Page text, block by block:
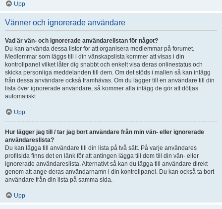
Upp
Vänner och ignorerade användare
Vad är vän- och ignorerade användarelistan för något?
Du kan använda dessa listor för att organisera medlemmar på forumet.
Medlemmar som läggs till i din vänskapslista kommer att visas i din
kontrollpanel vilket låter dig snabbt och enkelt visa deras onlinestatus och
skicka personliga meddelanden till dem. Om det stöds i mallen så kan inlägg
från dessa användare också framhävas. Om du lägger till en användare till din
lista över ignorerade användare, så kommer alla inlägg de gör att döljas
automatiskt.
Upp
Hur lägger jag till / tar jag bort användare från min vän- eller ignorerade
användareslista?
Du kan lägga till användare till din lista på två sätt. På varje användares
profilsida finns det en länk för att antingen lägga till dem till din vän- eller
ignorerade användareslista. Alternativt så kan du lägga till användare direkt
genom att ange deras användarnamn i din kontrollpanel. Du kan också ta bort
användare från din lista på samma sida.
Upp